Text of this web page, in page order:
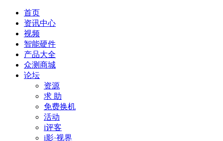
首页
资讯中心
视频
智能硬件
产品大全
众测商城
论坛
资源
求 助
免费换机
活动
i评客
i影·视界